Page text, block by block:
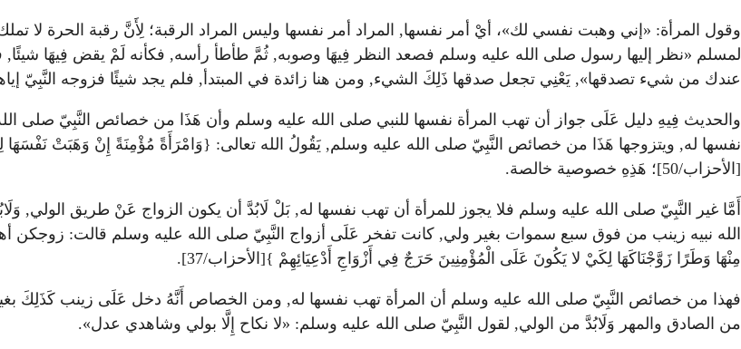
وقول المرأة: «إني وهبت نفسي لك»، أيْ أمر نفسها, المراد أمر نفسها وليس المراد الرقبة؛ لِأَنَّ رقبة الحرة لا
لمسلم «نظر إليها رسول صلى الله عليه وسلم فصعد النظر فِيهَا وصوبه, ثُمَّ طأطأ رأسه, فكأنه لَمْ يقض فِيهَا
عندك من شيء تصدقها», يَعْنِي تجعل صدقها ذَلِكَ الشيء, ومن هنا زائدة في المبتدأ, فلم يجد شيئًا فزوجه النَّبِيّ
والحديث فِيهِ دليل عَلَى جواز أن تهب المرأة نفسها للنبي صلى الله عليه وسلم وأن هَذَا من خصائص النَّبِيّ صلى
نفسها له, ويتزوجها هَذَا من خصائص النَّبِيّ صلى الله عليه وسلم, يَقُولُ الله تعالى: {وَامْرَأَةً مُؤْمِنَةً إِنْ وَهَبَتْ نَفْسَهَا
[الأحزاب/50]؛ هَذِهِ خصوصية خالصة.
أَمَّا غير النَّبِيّ صلى الله عليه وسلم فلا يجوز للمرأة أن تهب نفسها له, بَلْ لَابُدَّ أن يكون الزواج عَنْ طريق
الله نبيه زينب من فوق سبع سموات بغير ولي, كانت تفخر عَلَى أزواج النَّبِيّ صلى الله عليه وسلم قالت:
مِنْهَا وَطَرًا زَوَّجْنَاكَهَا لِكَيْ لا يَكُونَ عَلَى الْمُؤْمِنِينَ حَرَجٌ فِي أَزْوَاجِ أَدْعِيَائِهِمْ }[الأحزاب/37].
فهذا من خصائص النَّبِيّ صلى الله عليه وسلم أن المرأة تهب نفسها له, ومن الخصاص أَنَّهُ دخل عَلَى زينب كَذَلِكَ بغير
من الصادق والمهر وَلَابُدَّ من الولي, لقول النَّبِيّ صلى الله عليه وسلم: «لا نكاح إِلَّا بولي وشاهدي عدل».